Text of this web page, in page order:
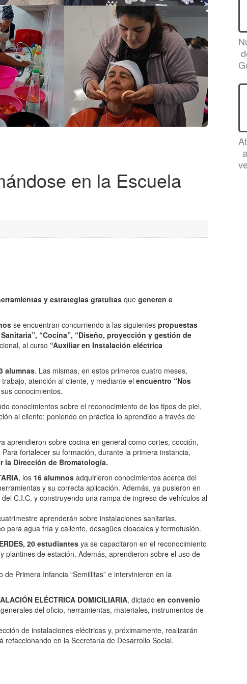
en la Escuela
y estrategias gratuitasque generen e
se encuentran concurriendo a las siguientes propuestas
“Cocina”, “Diseño, proyección y gestión de
al curso “Auxiliar en Instalación eléctrica
alumnas. Las mismas, en estos primeros cuatro meses,
atención al cliente, y mediante el encuentro “Nos
conocimientos.
conocimientos sobre el reconocimiento de los tipos de piel,
al cliente; poniendo en práctica lo aprendido a través de
aprendieron sobre cocina en general como cortes, cocción,
fortalecer su formación, durante la primera instancia,
Dirección de Bromatología.
, los 16 alumnos adquirieron conocimientos acerca del
y su correcta aplicación. Además, ya pusieron en
C.I.C. y construyendo una rampa de ingreso de vehículos al
aprenderán sobre instalaciones sanitarias,
para agua fría y caliente, desagües cloacales y termofusión.
20 estudiantes ya se capacitaron en el reconocimiento
de estación. Además, aprendieron sobre el uso de
Primera Infancia “Semillitas” e intervinieron en la
ELÉCTRICA DOMICILIARIA, dictado en convenio
del oficio, herramientas, materiales, instrumentos de
de instalaciones eléctricas y, próximamente, realizarán
en la Secretaría de Desarrollo Social.